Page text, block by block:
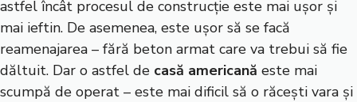
astfel încât procesul de construcție este mai ușor și
mai ieftin. De asemenea, este ușor să se facă
reamenajarea – fără beton armat care va trebui să fie
dăltuit. Dar o astfel de casă americană este mai
scumpă de operat – este mai dificil să o răcești vara și